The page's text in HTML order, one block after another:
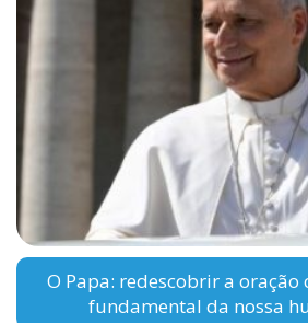
O Papa: redescobrir a oração
fundamental da nossa